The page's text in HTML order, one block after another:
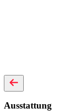
Ausstattung